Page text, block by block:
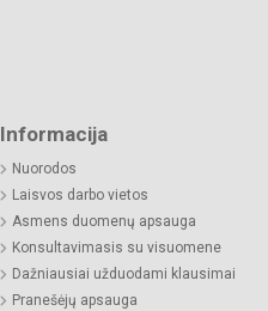
Informacija
Nuorodos
Laisvos darbo vietos
Asmens duomenų apsauga
Konsultavimasis su visuomene
Dažniausiai užduodami klausimai
Pranešėjų apsauga